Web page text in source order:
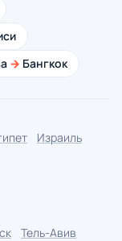
→ Бангкок
Израиль
Тель-Авив